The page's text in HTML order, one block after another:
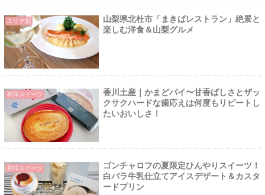
エリア別
山梨県北杜市「まきばレストラン」絶景と
楽しむ洋食＆山梨グルメ
和洋スイーツ
香川土産｜かまどパイ〜甘香ばしさとザッ
クサクハードな歯応えは何度もリピートし
たいおいしさ！
和洋スイーツ
ゴンチャロフの夏限定ひんやりスイーツ！
白バラ牛乳仕立てアイスデザート＆カスタ
ードプリン